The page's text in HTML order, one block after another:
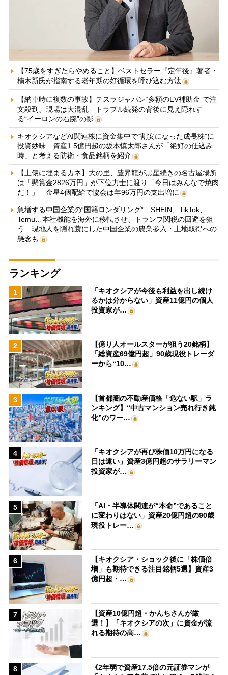
【75歳をすぎたらやめること】ベストセラー『定年後』著者・
楠木新氏が指南する老年期の好循環を呼び込む方法
【納車時に複数の事故】テスラジャパン“多額のEV補助金”で注
文殺到、現場は大混乱 トラブル続発の背後に見え隠れす
る“イーロンの右腕”の影
キオクシアなどAI関連株に資金集中で“割安になった成長株”に
投資妙味 資産1.5億円超の坂本慎太郎さんが「絶好の仕込み
時」と考える防衛・食品銘柄を紹介
【土俵に埋まるカネ】大の里、豊昇龍が黒星続きの名古屋場所
は「懸賞金2826万円」が下位力士に渡り「今日はみんなで焼肉
だ！」 金星4個配給で協会は年96万円の支出増に
急増する中国企業の“国籍ロンダリング” SHEIN、TikTok、
Temu…本社機能を海外に移転させ、トランプ関税の回避を狙
う 現地人を隠れ蓑にした中国企業の農業参入・土地取得への
懸念も
ランキング
1
「キオクシアが今後も利益を出し続け
るかは分からない」資産11億円の個人
投資家が…
2
【億り人オールスターが狙う20銘柄】
「総資産69億円超」90歳現役トレーダ
ーから“10…
3
【首都圏の不動産価格「危ない駅」ラ
ンキング】“中古マンション売れ行き鈍
化”のワー…
4
「キオクシアが再び株価10万円になる
日は遠い」資産3億円超のサラリーマン
投資家が…
5
「AI・半導体関連が“本命”であること
に変わりはない」資産20億円超の90歳
現役トレー…
6
【キオクシア・ショック後に「株価倍
増」も期待できる注目銘柄5選】資産3
億円超・…
7
【資産10億円超・かんちさんが厳
選！】「キオクシアの次」に資金が流
れる期待の高…
8
《2年弱で資産17.5倍の元証券マンが